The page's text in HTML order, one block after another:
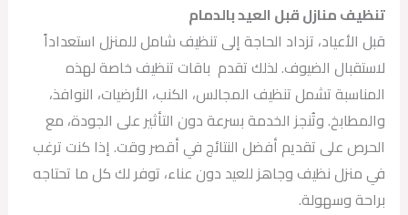
تنظيف منازل قبل العيد بالدمام
قبل الأعياد، تزداد الحاجة إلى تنظيف شامل للمنزل استعداداً
لاستقبال الضيوف. لذلك تقدم باقات تنظيف خاصة لهذه
المناسبة تشمل تنظيف المجالس، الكنب، الأرضيات، النوافذ،
والمطابخ. وتُنجز الخدمة بسرعة دون التأثير على الجودة، مع
الحرص على تقديم أفضل النتائج في أقصر وقت. إذا كنت ترغب
في منزل نظيف وجاهز للعيد دون عناء، توفر لك كل ما تحتاجه
براحة وسهولة.